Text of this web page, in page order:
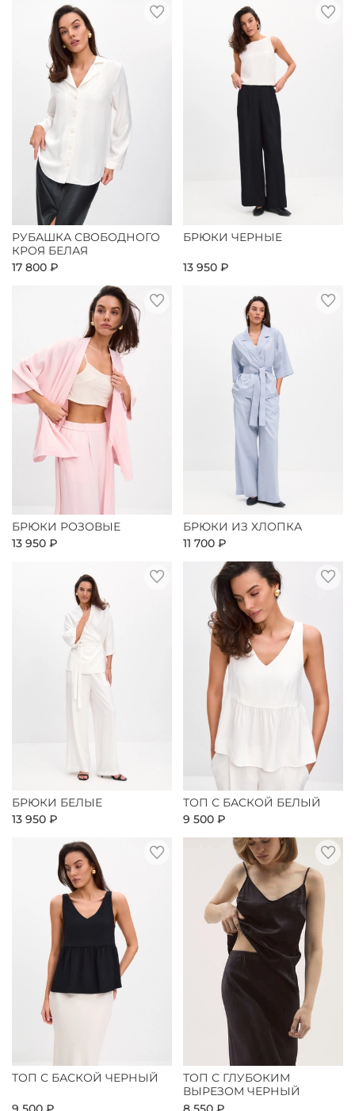
РУБАШКА СВОБОДНОГО
КРОЯ БЕЛАЯ
17 800 ₽
БРЮКИ ЧЕРНЫЕ
13 950 ₽
БРЮКИ РОЗОВЫЕ
13 950 ₽
БРЮКИ ИЗ ХЛОПКА
11 700 ₽
БРЮКИ БЕЛЫЕ
13 950 ₽
ТОП С БАСКОЙ БЕЛЫЙ
9 500 ₽
ТОП С БАСКОЙ ЧЕРНЫЙ
ТОП С ГЛУБОКИМ
ВЫРЕЗОМ ЧЕРНЫЙ